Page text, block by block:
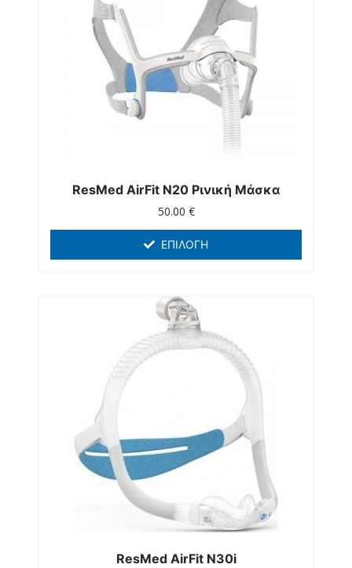
ResMed AirFit N20 Ρινική Μάσκα
50.00 €
ΕΠΙΛΟΓΉ
ResMed AirFit N30i